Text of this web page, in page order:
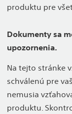
produktu pre
Dokumenty sa
upozornenia.
Na tejto stránke
schválenú pre
nemusia
produktu.